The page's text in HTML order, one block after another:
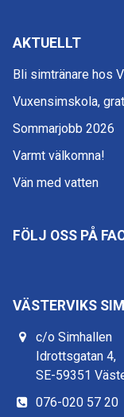
AKTUELLT
Bli simtränare hos
Vuxensimskola,
Sommarjobb 2026
Varmt välkomna!
Vän med vatten
FÖLJ OSS PÅ
VÄSTERVIKS
c/o Simhallen
Idrottsgatan 4,
SE-59351
076-020 57 20